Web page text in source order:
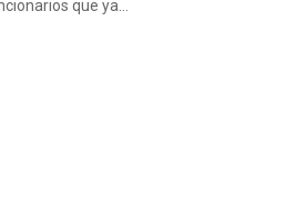
que ya...